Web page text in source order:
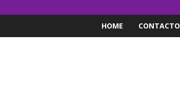
HOME CONTACTO